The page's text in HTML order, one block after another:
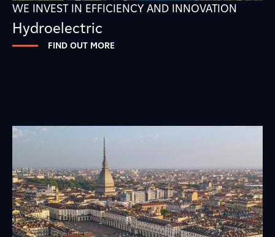
WE INVEST IN EFFICIENCY AND INNOVATION
Hydroelectric
FIND OUT MORE